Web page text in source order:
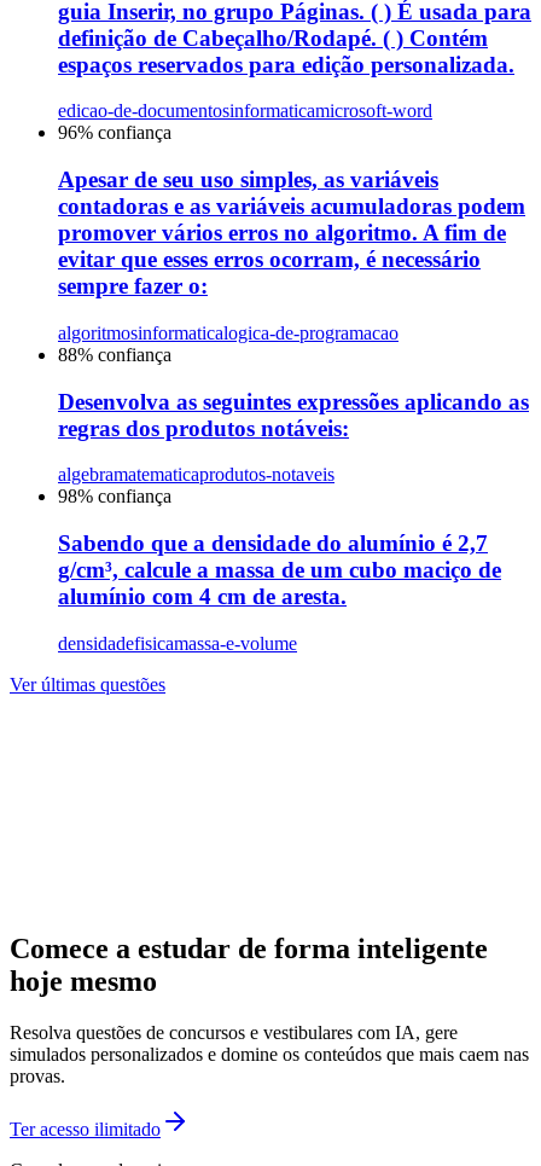
guia Inserir, no grupo Páginas. ( ) É usada para
definição de Cabeçalho/Rodapé. ( ) Contém
espaços reservados para edição personalizada.
edicao-de-documentosinformaticamicrosoft-word
96% confiança
Apesar de seu uso simples, as variáveis
contadoras e as variáveis acumuladoras podem
promover vários erros no algoritmo. A fim de
evitar que esses erros ocorram, é necessário
sempre fazer o:
algoritmosinformaticalogica-de-programacao
88% confiança
Desenvolva as seguintes expressões aplicando as
regras dos produtos notáveis:
algebramatematicaprodutos-notaveis
98% confiança
Sabendo que a densidade do alumínio é 2,7
g/cm³, calcule a massa de um cubo maciço de
alumínio com 4 cm de aresta.
densidadefisicamassa-e-volume
Ver últimas questões
Comece a estudar de forma inteligente
hoje mesmo
Resolva questões de concursos e vestibulares com IA, gere
simulados personalizados e domine os conteúdos que mais caem nas
provas.
Ter acesso ilimitado